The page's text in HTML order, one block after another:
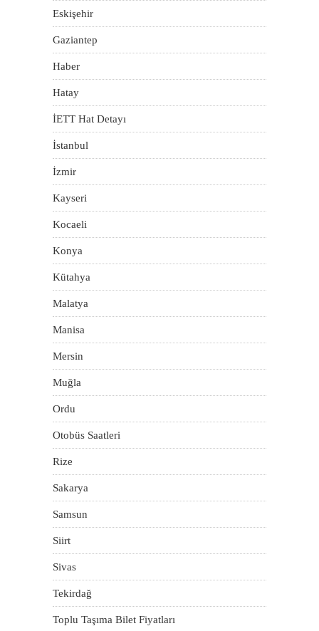
Eskişehir
Gaziantep
Haber
Hatay
İETT Hat Detayı
İstanbul
İzmir
Kayseri
Kocaeli
Konya
Kütahya
Malatya
Manisa
Mersin
Muğla
Ordu
Otobüs Saatleri
Rize
Sakarya
Samsun
Siirt
Sivas
Tekirdağ
Toplu Taşıma Bilet Fiyatları